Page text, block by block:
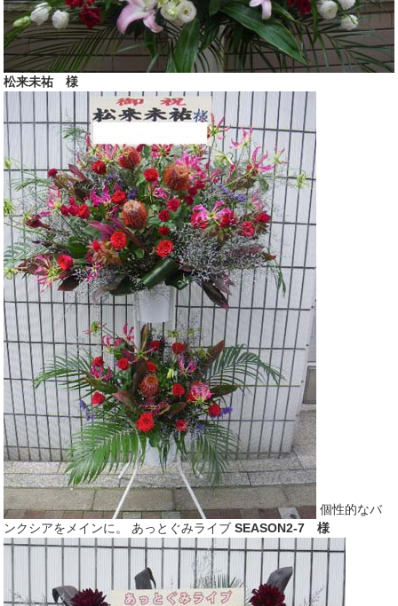
松来未祐 様
個性的なバ
ンクシアをメインに。 あっとぐみライブSEASON2-7 様